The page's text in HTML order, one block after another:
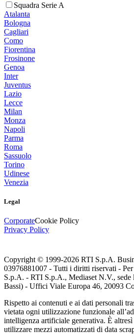
Squadra Serie A
Atalanta
Bologna
Cagliari
Como
Fiorentina
Frosinone
Genoa
Inter
Juventus
Lazio
Lecce
Milan
Monza
Napoli
Parma
Roma
Sassuolo
Torino
Udinese
Venezia
Legal
CorporateCookie Policy
Privacy Policy
Copyright © 1999-2026 RTI S.p.A.
03976881007 - Tutti i diritti riservati -
S.p.A. - RTI S.p.A., Mediaset N.V., sede
Bassi) - Uffici Viale Europa 46, 20093
Rispetto ai contenuti e ai dati personali
vietata ogni utilizzazione funzionale
intelligenza artificiale generativa. È
utilizzare mezzi automatizzati di data